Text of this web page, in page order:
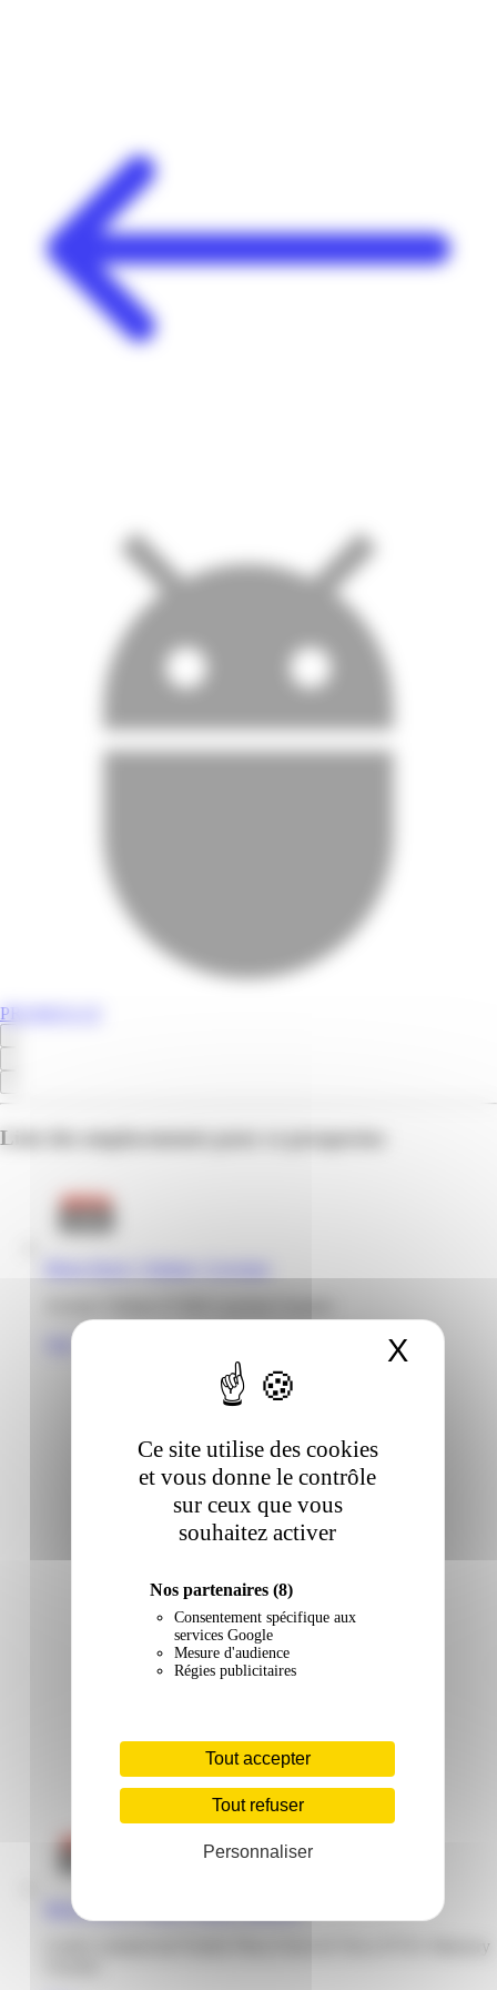
Ce site utilise des cookies
et vous donne le contrôle
sur ceux que vous
souhaitez activer
Nos partenaires (8)
Consentement spécifique aux
services Google
Mesure d'audience
Régies publicitaires
Tout accepter
Tout refuser
Personnaliser
X
PROMOS.GF
Liste des emplacements pour ce prospectus
Voir
Mega Stock | Family Plaza | Matoury
Centre commercial Family Plaza Zone de Terca 97351 Matoury